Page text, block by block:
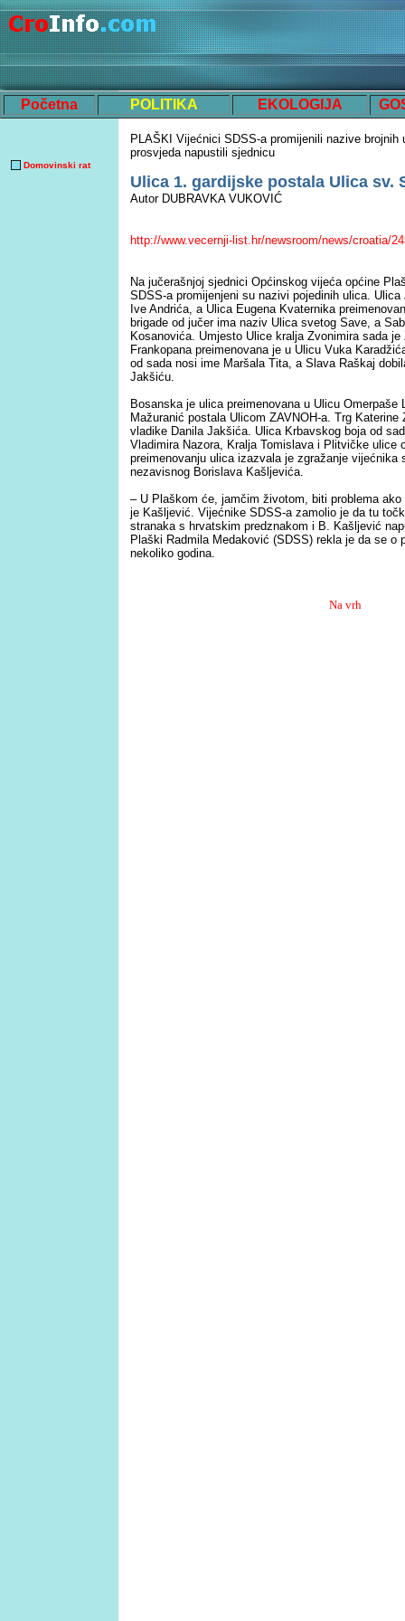
Početna POLITIKA EKOLOGIJA
Domovinski rat
PLAŠKI Vijećnici SDSS-a promijenili nazive
prosvjeda napustili sjednicu
Ulica 1. gardijske postala Ulica sv.
Autor DUBRAVKA VUKOVIĆ
http://www.vecernji-list.hr/newsroom/news/croatia/
Na jučerašnjoj sjednici Općinskog vijeća općine
SDSS-a promijenjeni su nazivi pojedinih ulica.
Ive Andrića, a Ulica Eugena Kvaternika
brigade od jučer ima naziv Ulica svetog Save, a
Kosanovića. Umjesto Ulice kralja Zvonimira sada
Frankopana preimenovana je u Ulicu Vuka
od sada nosi ime Maršala Tita, a Slava Raškaj
Jakšiću.
Bosanska je ulica preimenovana u Ulicu
Mažuranić postala Ulicom ZAVNOH-a. Trg
vladike Danila Jakšića. Ulica Krbavskog boja od
Vladimira Nazora, Kralja Tomislava i Plitvičke ulice
preimenovanju ulica izazvala je zgražanje
nezavisnog Borislava Kašljevića.
– U Plaškom će, jamčim životom, biti problema
je Kašljević. Vijećnike SDSS-a zamolio je da tu
stranaka s hrvatskim predznakom i B. Kašljević
Plaški Radmila Medaković (SDSS) rekla je da se o
nekoliko godina.
Na vrh